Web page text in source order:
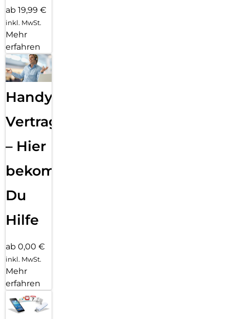
ab 19,99 €
inkl. MwSt.
Mehr
erfahren
Handy
Vertragsabwicklung
– Hier
bekommst
Du
Hilfe
ab 0,00 €
inkl. MwSt.
Mehr
erfahren